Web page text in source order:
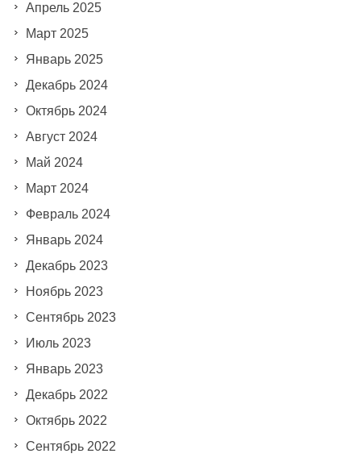
Апрель 2025
Март 2025
Январь 2025
Декабрь 2024
Октябрь 2024
Август 2024
Май 2024
Март 2024
Февраль 2024
Январь 2024
Декабрь 2023
Ноябрь 2023
Сентябрь 2023
Июль 2023
Январь 2023
Декабрь 2022
Октябрь 2022
Сентябрь 2022